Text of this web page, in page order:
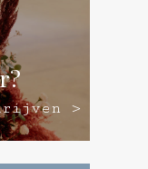
>